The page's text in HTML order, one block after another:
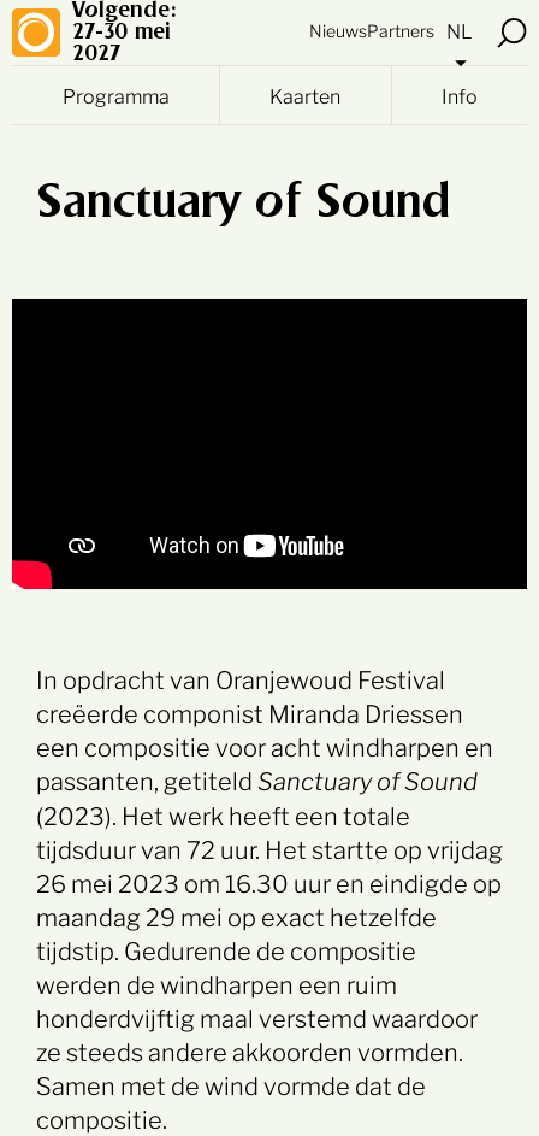
Volgende:
27-30 mei
2027
Programma Kaarten Info
NieuwsPartners NL
Sanctuary of Sound
In opdracht van Oranjewoud Festival
creëerde componist Miranda Driessen
een compositie voor acht windharpen en
passanten, getiteldSanctuary of Sound
(2023). Het werk heeft een totale
tijdsduur van 72 uur. Het startte op vrijdag
26 mei 2023 om 16.30 uur en eindigde op
maandag 29 mei op exact hetzelfde
tijdstip. Gedurende de compositie
werden de windharpen een ruim
honderdvijftig maal verstemd waardoor
ze steeds andere akkoorden vormden.
Samen met de wind vormde dat de
compositie.